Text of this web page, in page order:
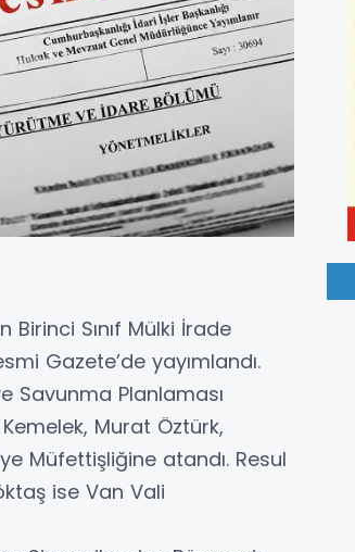
Birinci Sınıf Mülki İrade
Gazete’de yayımlandı.
Savunma Planlaması
Murat Öztürk,
Müfettişliğine atandı. Resul
ise Van Vali